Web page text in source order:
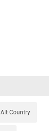
Alt Country